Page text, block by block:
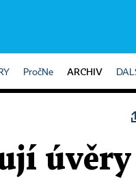
PročNe ARCHIV
úvěry